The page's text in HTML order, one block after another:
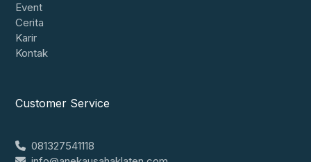
Event
Cerita
Karir
Kontak
Customer Service
081327541118